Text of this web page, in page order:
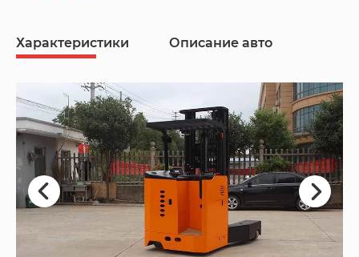
Характеристики Описание авто